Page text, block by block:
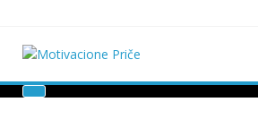
content
Motivacione Priče